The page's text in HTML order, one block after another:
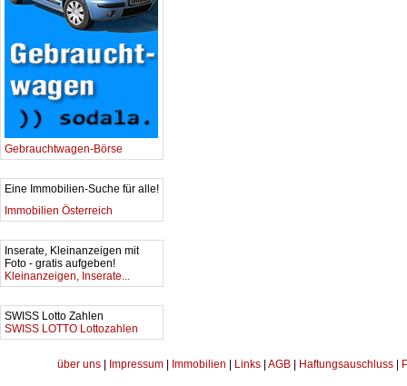
Gebrauchtwagen-Börse
Eine Immobilien-Suche für alle!
Immobilien Österreich
Inserate, Kleinanzeigen mit
Foto - gratis aufgeben!
Kleinanzeigen, Inserate...
SWISS Lotto Zahlen
SWISS LOTTO Lottozahlen
über uns Impressum Immobilien Links AGB Haftungsauschluss